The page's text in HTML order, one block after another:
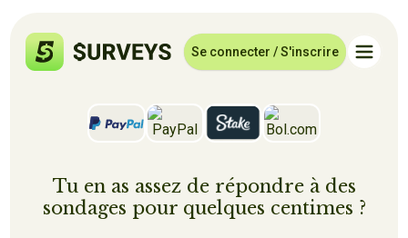
Se connecter / S'inscrire
Tu en as assez de répondre à des
sondages pour quelques centimes ?